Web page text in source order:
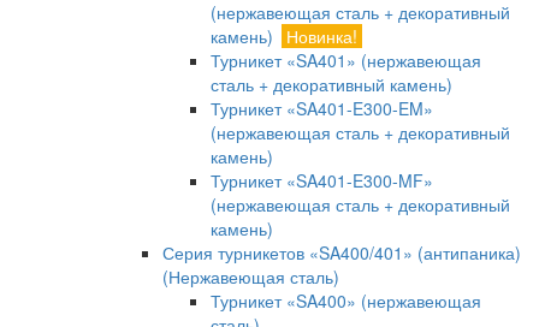
(нержавеющая сталь + декоративный
камень)
Новинка!
Турникет «SA401» (нержавеющая
сталь + декоративный камень)
Турникет «SA401-E300-EM»
(нержавеющая сталь + декоративный
камень)
Турникет «SA401-E300-MF»
(нержавеющая сталь + декоративный
камень)
Серия турникетов «SA400/401» (антипаника)
(Нержавеющая сталь)
Турникет «SA400» (нержавеющая